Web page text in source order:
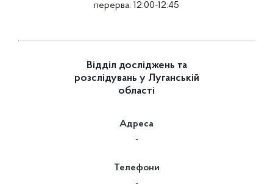
перерва: 12:00-12:45
Відділ досліджень та
розслідувань у Луганській
області
Адреса
-
Телефони
-